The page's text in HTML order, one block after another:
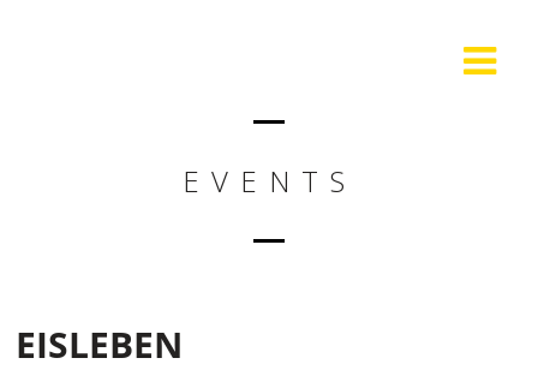
EVENTS
EISLEBEN